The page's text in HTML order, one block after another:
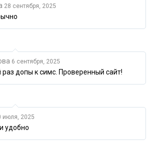
28 сентября, 2025
6 сентября, 2025
раз допы к симс. Проверенный сайт!
июля, 2025
удобно